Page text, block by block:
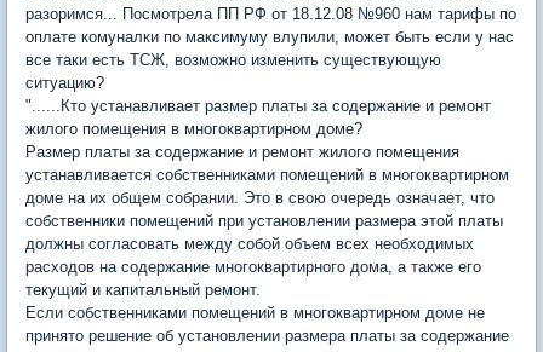
разоримся... Посмотрела ПП РФ от 18.12.08 №960 нам тарифы по
оплате комуналки по максимуму влупили, может быть если у нас
все таки есть ТСЖ, возможно изменить существующую
ситуацию?
"......Кто устанавливает размер платы за содержание и ремонт
жилого помещения в многоквартирном доме?
Размер платы за содержание и ремонт жилого помещения
устанавливается собственниками помещений в многоквартирном
доме на их общем собрании. Это в свою очередь означает, что
собственники помещений при установлении размера этой платы
должны согласовать между собой объем всех необходимых
расходов на содержание многоквартирного дома, а также его
текущий и капитальный ремонт.
Если собственниками помещений в многоквартирном доме не
принято решение об установлении размера платы за содержание